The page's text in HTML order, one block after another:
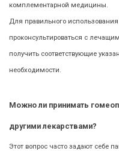
комплементарной медицины.
Для правильного
проконсультироваться с
получить соответствующие
необходимости.
Можно ли принимать
другими лекарствами?
Этот вопрос часто задают себе